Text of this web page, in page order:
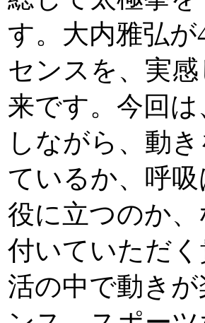
す。大内雅弘
センスを、実
来です。今回
しながら、動
ているか、呼
役に立つのか
付いていただ
活の中で動き